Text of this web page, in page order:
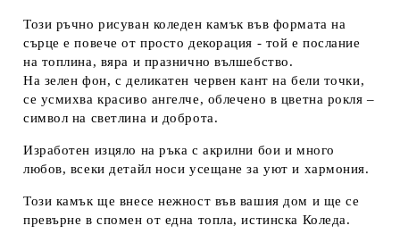
Този ръчно рисуван коледен камък във формата на
сърце е повече от просто декорация - той е послание
на топлина, вяра и празнично вълшебство.
На зелен фон, с деликатен червен кант на бели точки,
се усмихва красиво ангелче, облечено в цветна рокля –
символ на светлина и доброта.
Изработен изцяло на ръка с акрилни бои и много
любов, всеки детайл носи усещане за уют и хармония.
Този камък ще внесе нежност във вашия дом и ще се
превърне в спомен от една топла, истинска Коледа.